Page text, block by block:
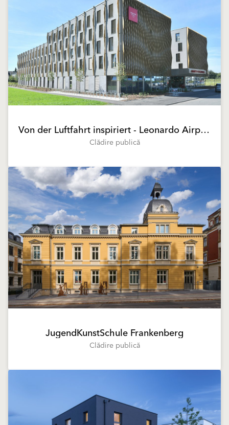
Von der Luftfahrt inspiriert - Leonardo Airport Hotel
Clădire publică
JugendKunstSchule Frankenberg
Clădire publică